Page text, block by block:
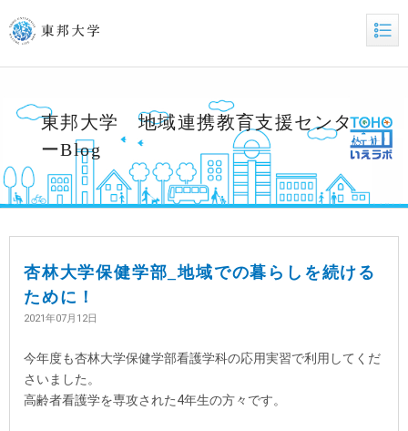
東邦大学 地域連携教育支援センタ
ーBlog
杏林大学保健学部_地域での暮らしを続ける
ために！
2021年07月12日
今年度も杏林大学保健学部看護学科の応用実習で利用してくだ
さいました。
高齢者看護学を専攻された4年生の方々です。